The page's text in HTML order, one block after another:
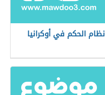
نظام الحكم في أوكرانيا